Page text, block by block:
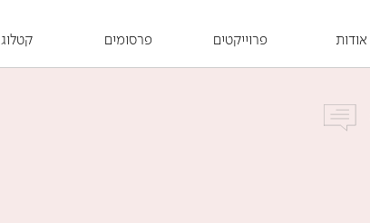
אודות פרוייקטים פרסומים קטלוג